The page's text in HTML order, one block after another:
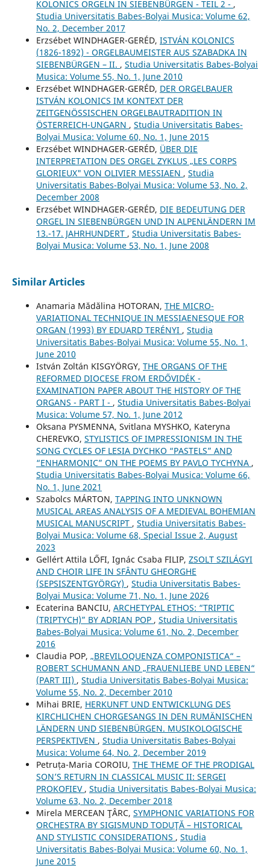
KOLONICS ORGELN IN SIEBENBÜRGEN - TEIL 2 - ,
Studia Universitatis Babes-Bolyai Musica: Volume 62,
No. 2, December 2017
Erzsébet WINDHAGER-GERÉD, ISTVÁN KOLONICS
(1826-1892) - ORGELBAUMEISTER AUS SZABADKA IN
SIEBENBÜRGEN – II. , Studia Universitatis Babes-Bolyai
Musica: Volume 55, No. 1, June 2010
Erzsébet WINDHAGER-GERÉD, DER ORGELBAUER
ISTVÁN KOLONICS IM KONTEXT DER
ZEITGENÖSSISCHEN ORGELBAUTRADITION IN
ÖSTERREICH-UNGARN , Studia Universitatis Babes-
Bolyai Musica: Volume 60, No. 1, June 2015
Erzsébet WINDHAGER-GERÉD, ÜBER DIE
INTERPRETATION DES ORGEL ZYKLUS „LES CORPS
GLORIEUX" VON OLIVIER MESSIAEN , Studia
Universitatis Babes-Bolyai Musica: Volume 53, No. 2,
December 2008
Erzsébet WINDHAGER-GERÉD, DIE BEDEUTUNG DER
ORGEL IN SIEBENBÜRGEN UND IN ALPENLÄNDERN IM
13.-17. JAHRHUNDERT , Studia Universitatis Babes-
Bolyai Musica: Volume 53, No. 1, June 2008
Similar Articles
Anamaria Mădălina HOTORAN, THE MICRO-
VARIATIONAL TECHNIQUE IN MESSIAENESQUE FOR
ORGAN (1993) BY EDUARD TERÉNYI , Studia
Universitatis Babes-Bolyai Musica: Volume 55, No. 1,
June 2010
István Zoltán KISGYÖRGY, THE ORGANS OF THE
REFORMED DIOCESE FROM ERDŐVIDÉK -
EXAMINATION PAPER ABOUT THE HISTORY OF THE
ORGANS - PART I - , Studia Universitatis Babes-Bolyai
Musica: Volume 57, No. 1, June 2012
Oksana PYSMENNA, Svitlana MYSHKO, Kateryna
CHEREVKO, STYLISTICS OF IMPRESSIONISM IN THE
SONG CYCLES OF LESIA DYCHKO “PASTELS” AND
“ENHARMONIC” ON THE POEMS BY PAVLO TYCHYNA ,
Studia Universitatis Babes-Bolyai Musica: Volume 66,
No. 1, June 2021
Szabolcs MÁRTON, TAPPING INTO UNKNOWN
MUSICAL AREAS ANALYSIS OF A MEDIEVAL BOHEMIAN
MUSICAL MANUSCRIPT , Studia Universitatis Babes-
Bolyai Musica: Volume 68, Special Issue 2, August
2023
Gellért Attila LŐFI, Ignác Csaba FILIP, ZSOLT SZILÁGYI
AND CHOIR LIFE IN SFÂNTU GHEORGHE
(SEPSISZENTGYÖRGY) , Studia Universitatis Babes-
Bolyai Musica: Volume 71, No. 1, June 2026
Ecaterina BANCIU, ARCHETYPAL ETHOS: “TRIPTIC
(TRIPTYCH)” BY ADRIAN POP , Studia Universitatis
Babes-Bolyai Musica: Volume 61, No. 2, December
2016
Claudia POP, „BREVILOQUENZA COMPONISTICA“ –
ROBERT SCHUMANN AND „FRAUENLIEBE UND LEBEN“
(PART III) , Studia Universitatis Babes-Bolyai Musica:
Volume 55, No. 2, December 2010
Mihai BRIE, HERKUNFT UND ENTWICKLUNG DES
KIRCHLICHEN CHORGESANGS IN DEN RUMÄNISCHEN
LÄNDERN UND SIEBENBÜRGEN. MUSIKOLOGISCHE
PERSPEKTIVEN , Studia Universitatis Babes-Bolyai
Musica: Volume 64, No. 2, December 2019
Petruța-Maria COROIU, THE THEME OF THE PRODIGAL
SON’S RETURN IN CLASSICAL MUSIC II: SERGEI
PROKOFIEV , Studia Universitatis Babes-Bolyai Musica:
Volume 63, No. 2, December 2018
Mirela MERCEAN ŢÂRC, SYMPHONIC VARIATIONS FOR
ORCHESTRA BY SIGISMUND TODUŢĂ – HISTORICAL
AND STYLISTIC CONSIDERATIONS , Studia
Universitatis Babes-Bolyai Musica: Volume 60, No. 1,
June 2015